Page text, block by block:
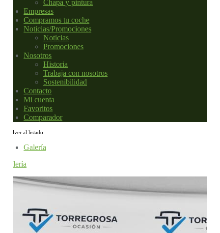
Chapa y pintura
Empresas
Compramos tu coche
Noticias/Promociones
Noticias
Promociones
Nosotros
Historia
Trabaja con nosotros
Sostenibilidad
Contacto
Mi cuenta
Favoritos
Comparador
Volver al listado
Galería
Galería